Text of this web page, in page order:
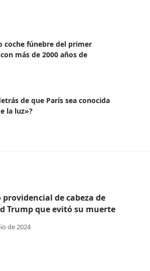
coche fúnebre del primer
más de 2000 años de
de que París sea conocida
la luz»?
providencial de cabeza de
Trump que evitó su muerte
de 2024